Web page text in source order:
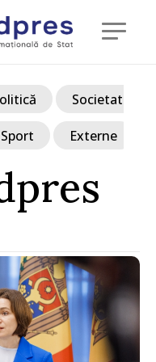
Societate
Sport Externe